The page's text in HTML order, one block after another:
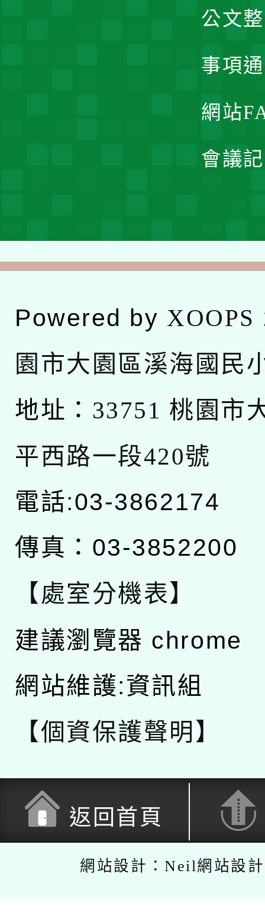
公文
事項
網站
會議
Powered by XOOPS
園市大園區溪海國民
地址： 33751 桃園市
平西路一段420號
電話:03-3862174
傳真：03-3852200
【處室分機表】
建議瀏覽器 chrome
網站維護:資訊組
【個資保護聲明】
返回首頁
網站設計：Neil網站設